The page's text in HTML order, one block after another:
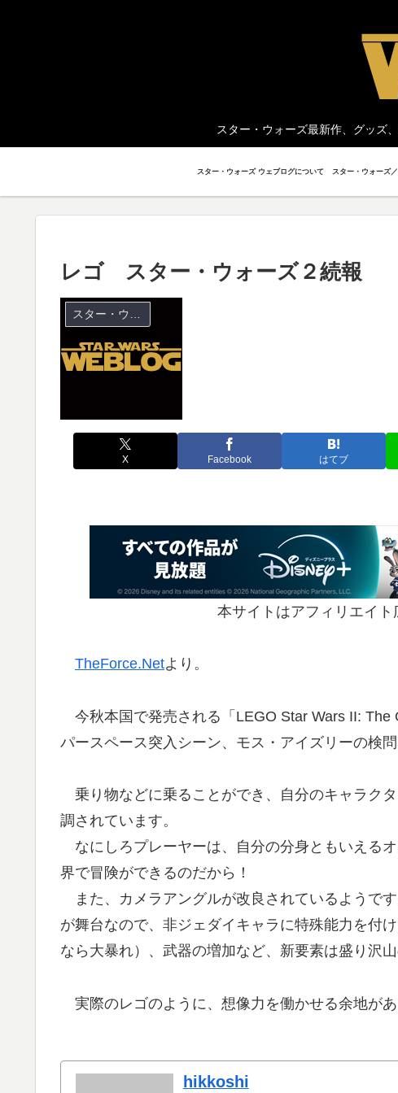
スター・ウォーズ最新作、グッズ
スター・ウォーズ ウェブログについて
レゴ スター・ウォーズ２続報
スター・ウォーズ ビデオゲーム
X Facebook はてブ
本サイトはアフィリエイト
TheForce.Netより。
今秋本国で発売される「LEGO Star Wars II: The
パースペース突入シーン、モス・アイズリーの検
乗り物などに乗ることができ、自分のキャラク
調されています。
なにしろプレーヤーは、自分の分身ともいえる
界で冒険ができるのだから！
また、カメラアングルが改良されているようで
が舞台なので、非ジェダイキャラに特殊能力を付
なら大暴れ）、武器の増加など、新要素は盛り沢山
実際のレゴのように、想像力を働かせる余地が
hikkoshi